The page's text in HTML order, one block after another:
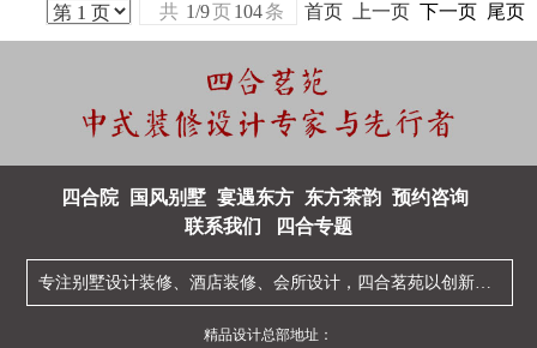
首页 上一页下一页 尾页
共 1/9页104条
四合院 国风别墅 宴遇东方 东方茶韵 预约咨询
联系我们
四合专题
专注别墅设计装修 、酒店装修 、会所设计 ，四合茗苑以创新型的
精品设计总部地址：